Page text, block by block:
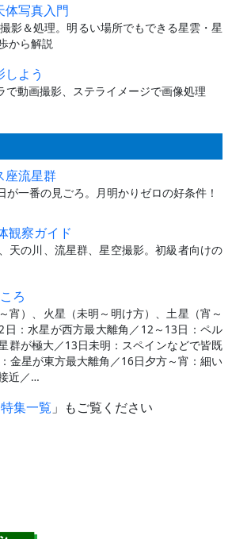
体写真入門
影＆処理。明るい場所でもできる星雲・星
から解説
よう
で動画撮影、ステライメージで画像処理
座流星群
が一番の見ごろ。月明かりゼロの好条件！
観察ガイド
天の川、流星群、星空撮影。初級者向けの
ろ
宵）、火星（未明～明け方）、土星（宵～
日：水星が西方最大離角／12～13日：ペル
群が極大／13日未明：スペインなどで皆既
金星が東方最大離角／16日夕方～宵：細い
近／…
特集一覧 」もご覧ください